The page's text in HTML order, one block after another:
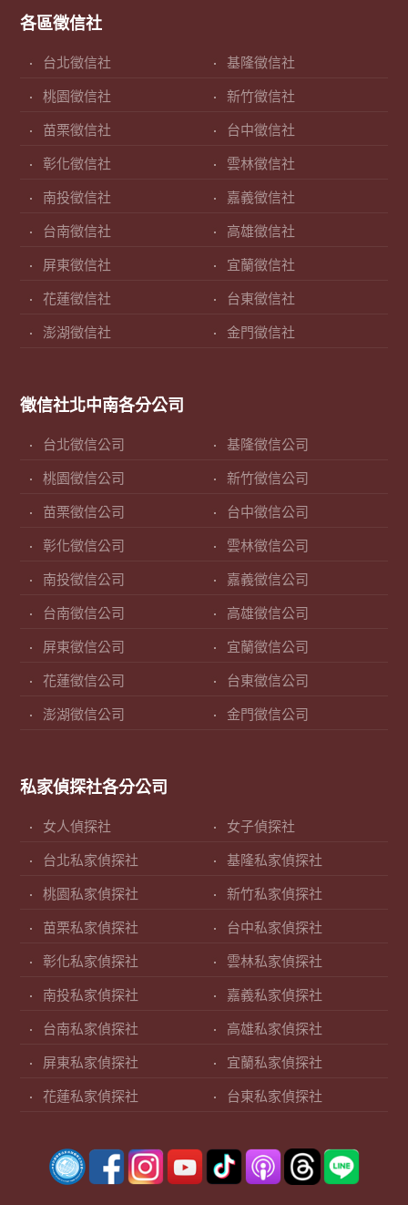
各區徵信社
台北徵信社 基隆徵信社
桃園徵信社 新竹徵信社
苗栗徵信社 台中徵信社
彰化徵信社 雲林徵信社
南投徵信社 嘉義徵信社
台南徵信社 高雄徵信社
屏東徵信社 宜蘭徵信社
花蓮徵信社 台東徵信社
澎湖徵信社 金門徵信社
徵信社北中南各分公司
台北徵信公司 基隆徵信公司
桃園徵信公司 新竹徵信公司
苗栗徵信公司 台中徵信公司
彰化徵信公司 雲林徵信公司
南投徵信公司 嘉義徵信公司
台南徵信公司 高雄徵信公司
屏東徵信公司 宜蘭徵信公司
花蓮徵信公司 台東徵信公司
澎湖徵信公司 金門徵信公司
私家偵探社各分公司
女人偵探社 女子偵探社
台北私家偵探社 基隆私家偵探社
桃園私家偵探社 新竹私家偵探社
苗栗私家偵探社 台中私家偵探社
彰化私家偵探社 雲林私家偵探社
南投私家偵探社 嘉義私家偵探社
台南私家偵探社 高雄私家偵探社
屏東私家偵探社 宜蘭私家偵探社
花蓮私家偵探社 台東私家偵探社